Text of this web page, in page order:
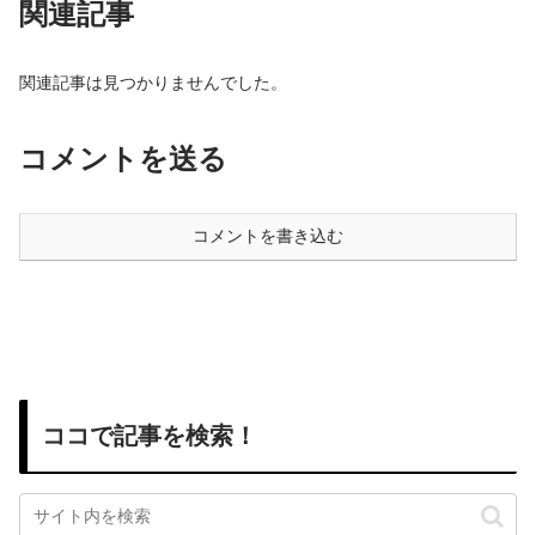
関連記事
関連記事は見つかりませんでした。
コメントを送る
コメントを書き込む
ココで記事を検索！